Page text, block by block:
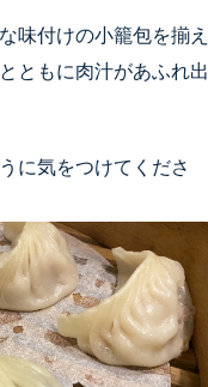
味付けの小籠包を揃え
ともに肉汁があふれ出
に気をつけてくださ